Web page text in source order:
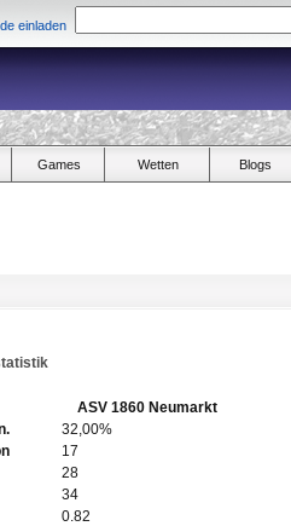
einladen
Games Wetten Blogs
ASV 1860 Neumarkt
32,00%
17
28
34
0.82